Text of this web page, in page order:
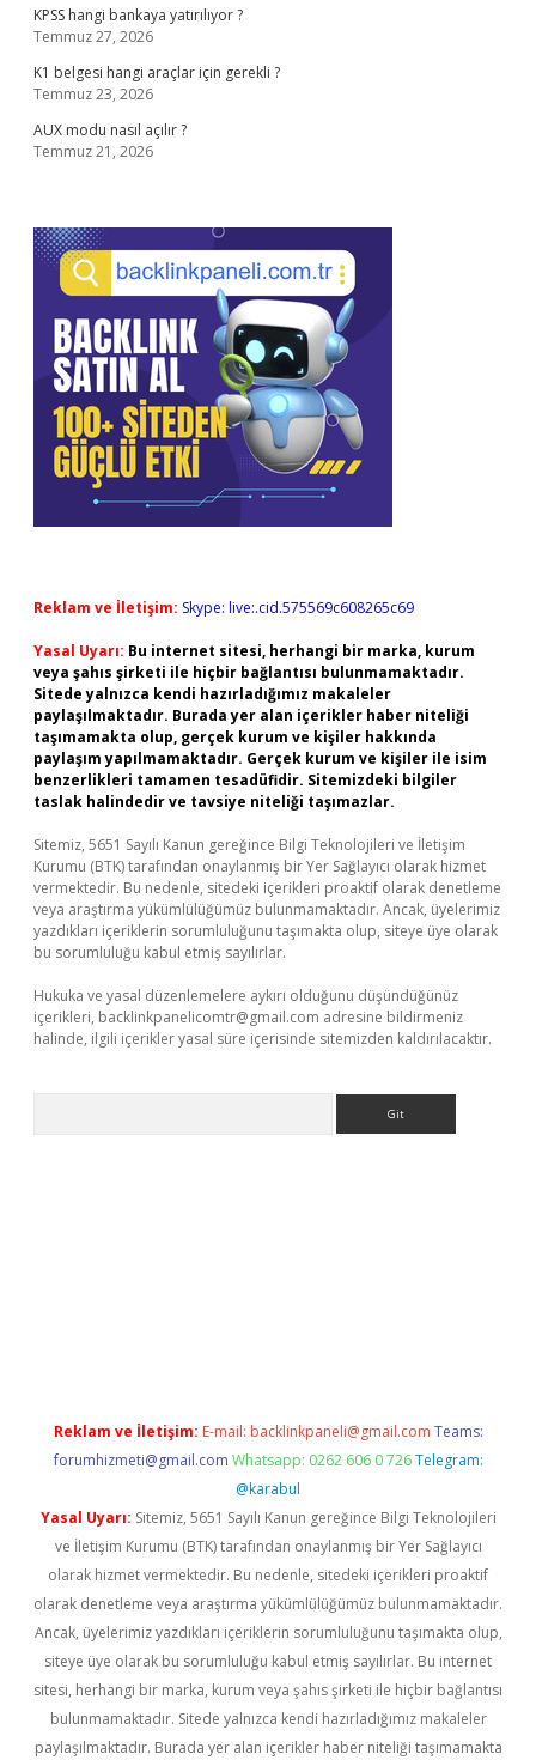
KPSS hangi bankaya yatırılıyor ?
Temmuz 27, 2026
K1 belgesi hangi araçlar için gerekli ?
Temmuz 23, 2026
AUX modu nasıl açılır ?
Temmuz 21, 2026
Reklam ve İletişim: Skype: live:.cid.575569c608265c69
Yasal Uyarı: Bu internet sitesi, herhangi bir marka, kurum
veya şahıs şirketi ile hiçbir bağlantısı bulunmamaktadır.
Sitede yalnızca kendi hazırladığımız makaleler
paylaşılmaktadır. Burada yer alan içerikler haber niteliği
taşımamakta olup, gerçek kurum ve kişiler hakkında
paylaşım yapılmamaktadır. Gerçek kurum ve kişiler ile isim
benzerlikleri tamamen tesadüfidir. Sitemizdeki bilgiler
taslak halindedir ve tavsiye niteliği taşımazlar.
Sitemiz, 5651 Sayılı Kanun gereğince Bilgi Teknolojileri ve İletişim
Kurumu (BTK) tarafından onaylanmış bir Yer Sağlayıcı olarak hizmet
vermektedir. Bu nedenle, sitedeki içerikleri proaktif olarak denetleme
veya araştırma yükümlülüğümüz bulunmamaktadır. Ancak, üyelerimiz
yazdıkları içeriklerin sorumluluğunu taşımakta olup, siteye üye olarak
bu sorumluluğu kabul etmiş sayılırlar.
Hukuka ve yasal düzenlemelere aykırı olduğunu düşündüğünüz
içerikleri, backlinkpanelicomtr@gmail.com adresine bildirmeniz
halinde, ilgili içerikler yasal süre içerisinde sitemizden kaldırılacaktır.
Reklam ve İletişim: E-mail: backlinkpaneli@gmail.com Teams:
forumhizmeti@gmail.com Whatsapp: 0262 606 0 726 Telegram:
@karabul
Yasal Uyarı: Sitemiz, 5651 Sayılı Kanun gereğince Bilgi Teknolojileri
ve İletişim Kurumu (BTK) tarafından onaylanmış bir Yer Sağlayıcı
olarak hizmet vermektedir. Bu nedenle, sitedeki içerikleri proaktif
olarak denetleme veya araştırma yükümlülüğümüz bulunmamaktadır.
Ancak, üyelerimiz yazdıkları içeriklerin sorumluluğunu taşımakta olup,
siteye üye olarak bu sorumluluğu kabul etmiş sayılırlar. Bu internet
sitesi, herhangi bir marka, kurum veya şahıs şirketi ile hiçbir bağlantısı
bulunmamaktadır. Sitede yalnızca kendi hazırladığımız makaleler
paylaşılmaktadır. Burada yer alan içerikler haber niteliği taşımamakta